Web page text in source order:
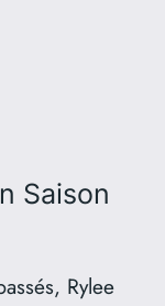
Saison
Rylee